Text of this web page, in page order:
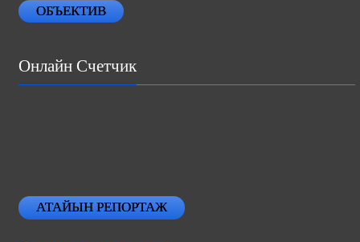
ОБЪЕКТИВ
Онлайн Счетчик
АТАЙЫН РЕПОРТАЖ